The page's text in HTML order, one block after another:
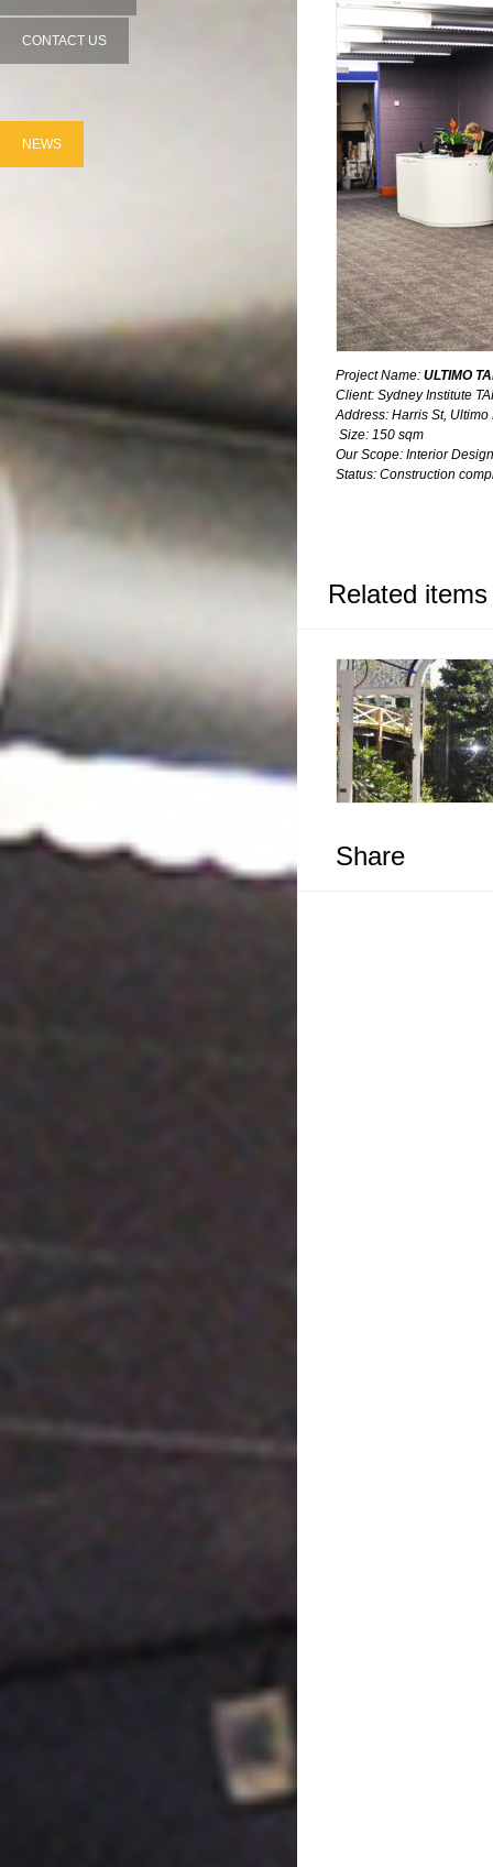
CONTACT US
NEWS
ProjectName: ULTIMO
Client: Sydney Institute
Address: Harris St, Ultimo
Size: 150 sqm
Our Scope: Interior
Status: Construction
Related items
Share